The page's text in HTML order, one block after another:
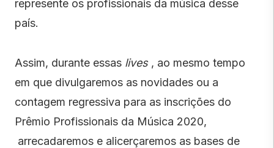
represente os profissionais da música desse
país.
Assim, durante essas lives, ao mesmo tempo
em que divulgaremos as novidades ou a
contagem regressiva para as inscrições do
Prêmio Profissionais da Música 2020,
arrecadaremos e alicerçaremos as bases de